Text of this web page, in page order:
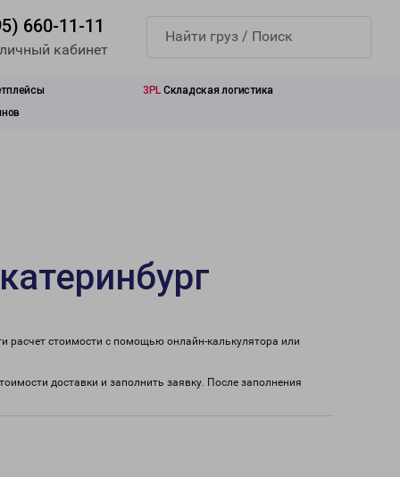
660-11-11
кабинет
3PL Складская логистика
расчет стоимости с помощью онлайн-калькулятора или
доставки и заполнить заявку. После заполнения